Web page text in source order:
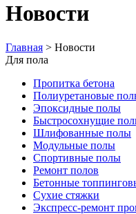
Новости
Главная > Новости
Для пола
Пропитка бетона
Полиуретановые
Эпоксидные полы
Быстросохнущие
Шлифованные полы
Модульные полы
Спортивные полы
Ремонт полов
Бетонные
Сухие стяжки
Экспресс-ремонт